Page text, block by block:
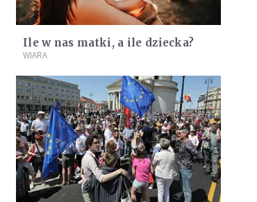
Ile w nas matki, a ile dziecka?
WIARA